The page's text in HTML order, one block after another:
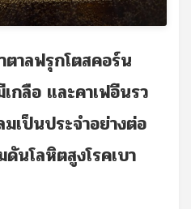
าลฟรุกโตสคอร์น
กลือ และคาเฟอีนรว
เป็นประจำอย่างต่อ
ดันโลหิตสูงโรคเบา